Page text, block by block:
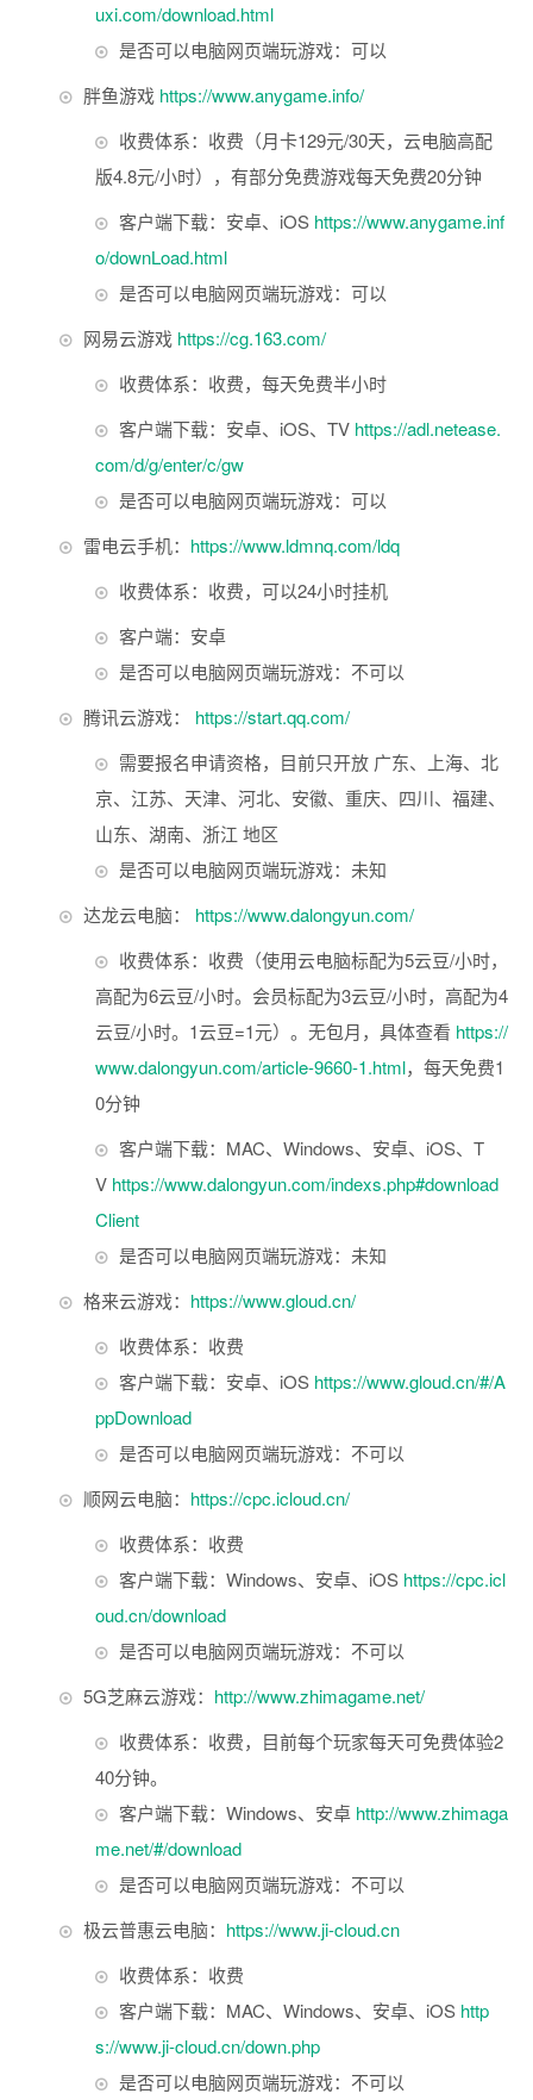
uxi.com/download.html
是否可以电脑网页端玩游戏：可以
胖鱼游戏 https://www.anygame.info/
收费体系：收费（月卡129元/30天，云电脑高配
版4.8元/小时），有部分免费游戏每天免费20分钟
客户端下载：安卓、iOS https://www.anygame.inf
o/downLoad.html
是否可以电脑网页端玩游戏：可以
网易云游戏 https://cg.163.com/
收费体系：收费，每天免费半小时
客户端下载：安卓、iOS、TV https://adl.netease.
com/d/g/enter/c/gw
是否可以电脑网页端玩游戏：可以
雷电云手机： https://www.ldmnq.com/ldq
收费体系：收费，可以24小时挂机
客户端：安卓
是否可以电脑网页端玩游戏：不可以
腾讯云游戏： https://start.qq.com/
需要报名申请资格，目前只开放 广东、上海、北
京、江苏、天津、河北、安徽、重庆、四川、福建、
山东、湖南、浙江 地区
是否可以电脑网页端玩游戏：未知
达龙云电脑： https://www.dalongyun.com/
收费体系：收费（使用云电脑标配为5云豆/小时，
高配为6云豆/小时。会员标配为3云豆/小时，高配为4
云豆/小时。1云豆=1元）。无包月，具体查看 https://
www.dalongyun.com/article-9660-1.html，每天免费1
0分钟
客户端下载：MAC、Windows、安卓、iOS、T
V https://www.dalongyun.com/indexs.php#download
Client
是否可以电脑网页端玩游戏：未知
格来云游戏： https://www.gloud.cn/
收费体系：收费
客户端下载：安卓、iOS https://www.gloud.cn/#/A
ppDownload
是否可以电脑网页端玩游戏：不可以
顺网云电脑： https://cpc.icloud.cn/
收费体系：收费
客户端下载：Windows、安卓、iOS https://cpc.icl
oud.cn/download
是否可以电脑网页端玩游戏：不可以
5G芝麻云游戏： http://www.zhimagame.net/
收费体系：收费，目前每个玩家每天可免费体验2
40分钟。
客户端下载：Windows、安卓 http://www.zhimaga
me.net/#/download
是否可以电脑网页端玩游戏：不可以
极云普惠云电脑： https://www.ji-cloud.cn
收费体系：收费
客户端下载：MAC、Windows、安卓、iOS http
s://www.ji-cloud.cn/down.php
是否可以电脑网页端玩游戏：不可以